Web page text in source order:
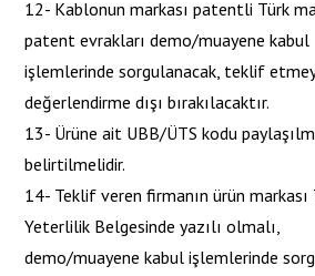
12- Kablonun markası patentli Türk
patent evrakları demo/muayene kabul
işlemlerinde sorgulanacak, teklif
değerlendirme dışı bırakılacaktır.
13- Ürüne ait UBB/ÜTS kodu
belirtilmelidir.
14- Teklif veren firmanın ürün
Yeterlilik Belgesinde yazılı olmalı,
demo/muayene kabul işlemlerinde